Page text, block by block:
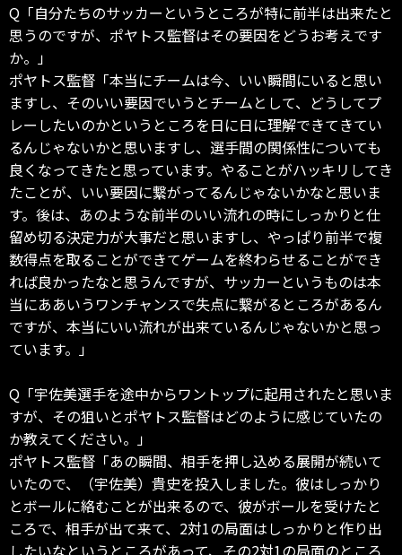
Q「自分たちのサッカーというところが特に前半は出来たと
思うのですが、ポヤトス監督はその要因をどうお考えです
か。」
ポヤトス監督「本当にチームは今、いい瞬間にいると思い
ますし、そのいい要因でいうとチームとして、どうしてプ
レーしたいのかというところを日に日に理解できてきてい
るんじゃないかと思いますし、選手間の関係性についても
良くなってきたと思っています。やることがハッキリしてき
たことが、いい要因に繋がってるんじゃないかなと思いま
す。後は、あのような前半のいい流れの時にしっかりと仕
留め切る決定力が大事だと思いますし、やっぱり前半で複
数得点を取ることができてゲームを終わらせることができ
れば良かったなと思うんですが、サッカーというものは本
当にああいうワンチャンスで失点に繋がるところがあるん
ですが、本当にいい流れが出来ているんじゃないかと思っ
ています。」
Q「宇佐美選手を途中からワントップに起用されたと思いま
すが、その狙いとポヤトス監督はどのように感じていたの
か教えてください。」
ポヤトス監督「あの瞬間、相手を押し込める展開が続いて
いたので、（宇佐美）貴史を投入しました。彼はしっかり
とボールに絡むことが出来るので、彼がボールを受けたと
ころで、相手が出て来て、2対1の局面はしっかりと作り出
したいなというところがあって、その2対1の局面のところ